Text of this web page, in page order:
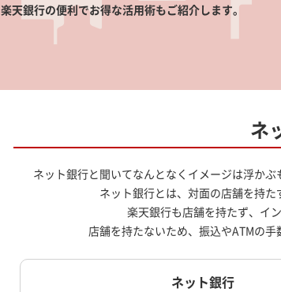
楽天銀行の便利でお得な活用術もご紹介します。
ネ
ネット銀行と聞いてなんとなくイメージは浮か
ネット銀行とは、対面の店舗を持
楽天銀行も店舗を持たず、イ
店舗を持たないため、振込やATMの
ネット銀行